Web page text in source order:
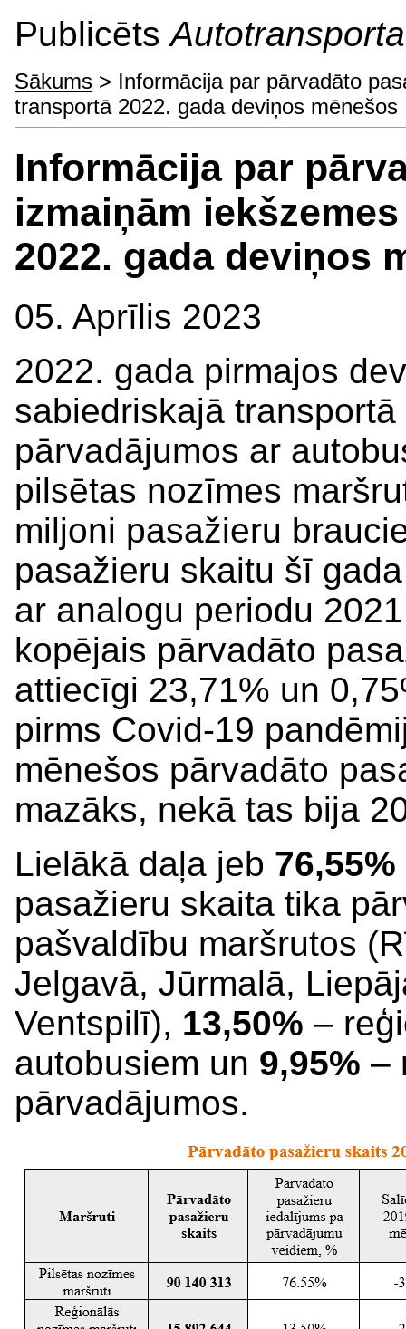
Publicēts
Sākums > Informācija par pārvadāto
transportā 2022. gada deviņos mēnešos
Informācija par
izmaiņām
2022. gada deviņos
05. Aprīlis 2023
2022. gada pirmajos
sabiedriskajā
pārvadājumos ar
pilsētas nozīmes
miljoni pasažieru
pasažieru skaitu šī
ar analogu periodu
kopējais pārvadāto
attiecīgi 23,71% un
pirms Covid-19
mēnešos pārvadāto
mazāks, nekā tas bija
Lielākā daļa jeb 76,55%
pasažieru skaita tika
pašvaldību maršrutos
Jelgavā, Jūrmalā,
Ventspilī), 13,50% –
autobusiem un 9,95% –
pārvadājumos.